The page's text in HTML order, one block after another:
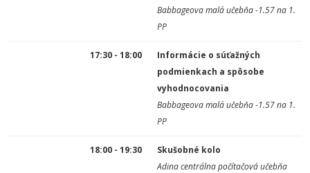
Babbageova malá učebňa -1.57 na 1.
PP
17:30 - 18:00
Informácie o súťažných
podmienkach a spôsobe
vyhodnocovania
Babbageova malá učebňa -1.57 na 1.
PP
18:00 - 19:30
Skušobné kolo
Adina centrálna počítačová učebňa